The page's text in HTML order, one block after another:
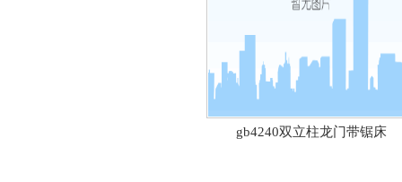
gb4240双立柱龙门带锯床